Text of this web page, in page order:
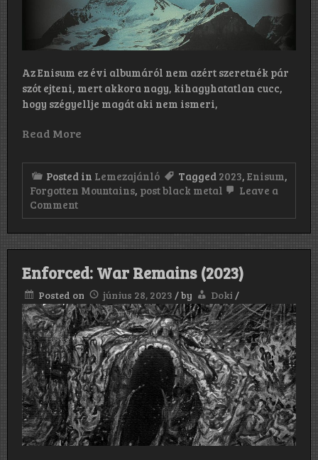
Az Enisum ez évi albumáról nem azért szeretnék pár
szót ejteni, mert akkora nagy, kihagyhatatlan cucc,
hogy szégyellje magát aki nem ismeri,
Read More
Posted in Lemezajánló Tagged 2023, Enisum,
Forgotten Mountains, post black metal
Leave a
Commenton
Enisum:
(2023)
Enforced: War Remains (2023)
Posted on június 28, 2023 /by Doki /